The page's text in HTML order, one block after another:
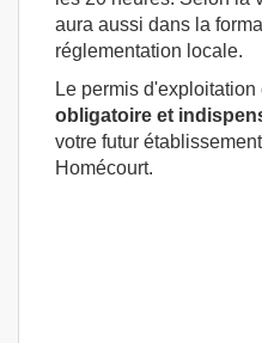
aura aussi dans la
réglementation locale.
Le permis
obligatoire et
votre futur
Homécourt.